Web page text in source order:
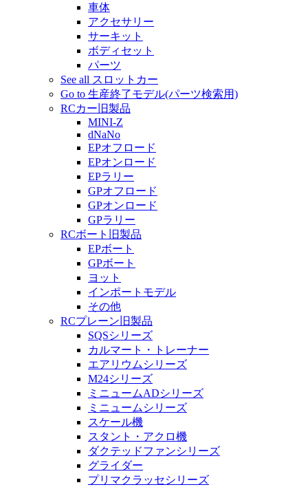
車体
アクセサリー
サーキット
ボディセット
パーツ
See all スロットカー
Go to 生産終了モデル(パーツ検索用)
RCカー旧製品
MINI-Z
dNaNo
EPオフロード
EPオンロード
EPラリー
GPオフロード
GPオンロード
GPラリー
RCボート旧製品
EPボート
GPボート
ヨット
インポートモデル
その他
RCプレーン旧製品
SQSシリーズ
カルマート・トレーナー
エアリウムシリーズ
M24シリーズ
ミニュームADシリーズ
ミニュームシリーズ
スケール機
スタント・アクロ機
ダクテッドファンシリーズ
グライダー
プリマクラッセシリーズ